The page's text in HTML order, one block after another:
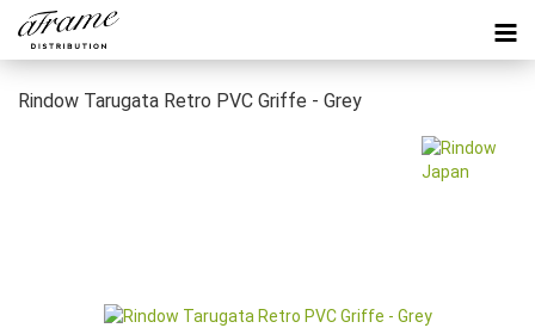
Rindow Tarugata Retro PVC Griffe - Grey